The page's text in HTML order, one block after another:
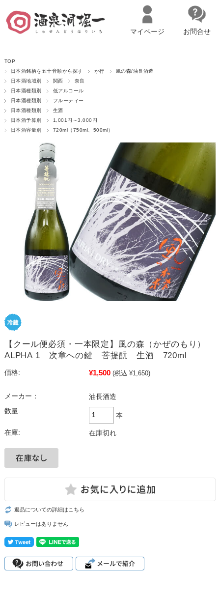
マイページへログイン
マイページ お問合せ
TOP
日本酒銘柄を五十音順から探す
か行
風の森/油長酒造
日本酒地域別
関西
奈良
日本酒種類別
低アルコール
日本酒種類別
フルーティー
日本酒種類別
生酒
日本酒予算別
1,001円～3,000円
日本酒容量別
720ml（750ml、500ml）
【クール便必須・一本限定】風の森（かぜのもり）
ALPHA 1 次章への鍵 菩提酛 生酒 720ml
価格: ¥1,500 (税込 ¥1,650)
メーカー：
油長酒造
数量:
本
在庫: 在庫切れ
返品についての詳細はこちら
レビューはありません